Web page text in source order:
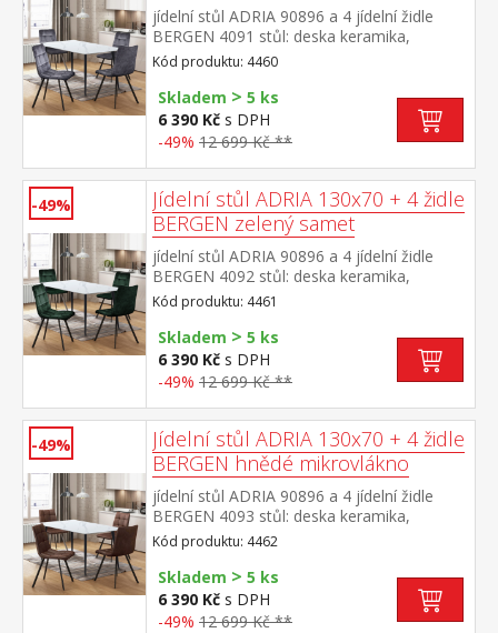
jídelní stůl ADRIA 90896 a 4 jídelní židle
BERGEN 4091 stůl: deska keramika,
barevné provedení imitace
mramoru kovová konstrukce, barevné
provedení černá židle: sametový potah,
barevné provedení šedá kovová konstrukce,
barevné provedení černá výška sedu židle
cm rozměr židle (š/h/v) 45 × 53 × 88 cm
Kód produktu: 4460
Skladem > 5 ks
6 390 Kč s DPH
-49% 12 699 Kč **
-49%
Jídelní stůl ADRIA 130x70 + 4 židle
BERGEN zelený samet
jídelní stůl ADRIA 90896 a 4 jídelní židle
BERGEN 4092 stůl: deska keramika,
barevné provedení imitace
mramoru kovová konstrukce, barevné
provedení černá židle: sametový potah,
barevné provedení zelená kovová
konstrukce, barevné provedení černá výška
70 × 75 cm rozměr židle (š/h/v) 45 × 53 × 88
cm
Kód produktu: 4461
Skladem > 5 ks
6 390 Kč s DPH
-49% 12 699 Kč **
-49%
Jídelní stůl ADRIA 130x70 + 4 židle
BERGEN hnědé mikrovlákno
jídelní stůl ADRIA 90896 a 4 jídelní židle
BERGEN 4093 stůl: deska keramika,
barevné provedení imitace
mramoru kovová konstrukce, barevné
provedení černá židle: potah broušená kůže
– imitace mikrovlákno, barevné provedení
hnědá kovová konstrukce, barevné
Kód produktu: 4462
Skladem > 5 ks
6 390 Kč s DPH
-49% 12 699 Kč **